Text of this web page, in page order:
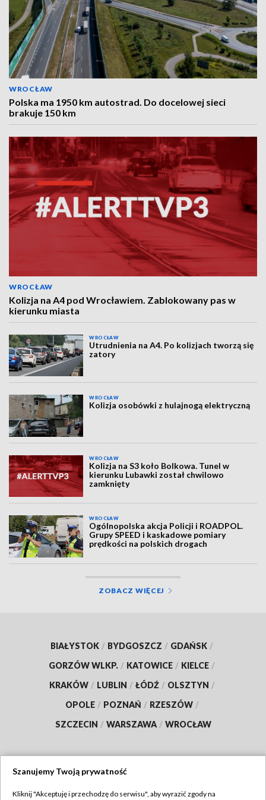
WROCŁAW
Polska ma 1950 km autostrad. Do docelowej sieci
brakuje 150 km
WROCŁAW
Kolizja na A4 pod Wrocławiem. Zablokowany pas w
kierunku miasta
WROCŁAW
Utrudnienia na A4. Po kolizjach tworzą się
zatory
WROCŁAW
Kolizja osobówki z hulajnogą elektryczną
WROCŁAW
Kolizja na S3 koło Bolkowa. Tunel w
kierunku Lubawki został chwilowo
zamknięty
WROCŁAW
Ogólnopolska akcja Policji i ROADPOL.
Grupy SPEED i kaskadowe pomiary
prędkości na polskich drogach
ZOBACZ WIĘCEJ
BIAŁYSTOK / BYDGOSZCZ / GDAŃSK /
GORZÓW WLKP. / KATOWICE / KIELCE /
KRAKÓW / LUBLIN / ŁÓDŹ / OLSZTYN /
OPOLE / POZNAŃ / RZESZÓW /
SZCZECIN / WARSZAWA / WROCŁAW
Szanujemy Twoją prywatność
Kliknij "Akceptuję i przechodzę do serwisu", aby wyrazić zgody na